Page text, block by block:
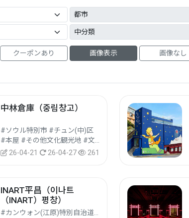
クーポンあり 画像表示 画像なし
中林倉庫（중림창고）
#ソウル特別市 #チュン(中)区
26-04-21
26-04-27 261
INART平昌（이나트
（INART）평창）